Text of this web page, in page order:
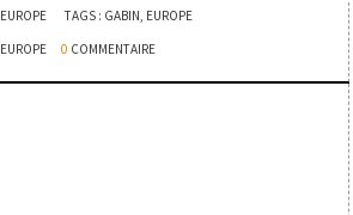
EUROPE TAGS : GABIN, EUROPE
EUROPE 0 COMMENTAIRE